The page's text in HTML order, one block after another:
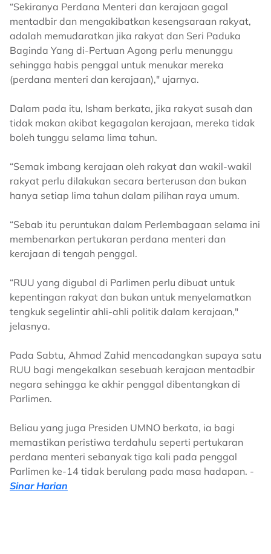
“Sekiranya Perdana Menteri dan kerajaan gagal
mentadbir dan mengakibatkan kesengsaraan rakyat,
adalah memudaratkan jika rakyat dan Seri Paduka
Baginda Yang di-Pertuan Agong perlu menunggu
sehingga habis penggal untuk menukar mereka
(perdana menteri dan kerajaan)," ujarnya.
Dalam pada itu, Isham berkata, jika rakyat susah dan
tidak makan akibat kegagalan kerajaan, mereka tidak
boleh tunggu selama lima tahun.
“Semak imbang kerajaan oleh rakyat dan wakil-wakil
rakyat perlu dilakukan secara berterusan dan bukan
hanya setiap lima tahun dalam pilihan raya umum.
“Sebab itu peruntukan dalam Perlembagaan selama ini
membenarkan pertukaran perdana menteri dan
kerajaan di tengah penggal.
“RUU yang digubal di Parlimen perlu dibuat untuk
kepentingan rakyat dan bukan untuk menyelamatkan
tengkuk segelintir ahli-ahli politik dalam kerajaan,"
jelasnya.
Pada Sabtu, Ahmad Zahid mencadangkan supaya satu
RUU bagi mengekalkan sesebuah kerajaan mentadbir
negara sehingga ke akhir penggal dibentangkan di
Parlimen.
Beliau yang juga Presiden UMNO berkata, ia bagi
memastikan peristiwa terdahulu seperti pertukaran
perdana menteri sebanyak tiga kali pada penggal
Parlimen ke-14 tidak berulang pada masa hadapan. -
Sinar Harian